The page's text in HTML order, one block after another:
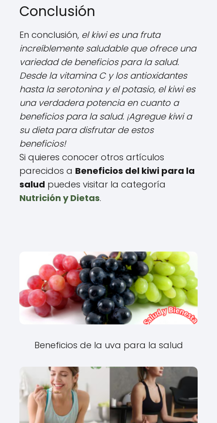
Conclusión
En conclusión, el kiwi es una fruta
increíblemente saludable que ofrece una
variedad de beneficios para la salud.
Desde la vitamina C y los antioxidantes
hasta la serotonina y el potasio, el kiwi es
una verdadera potencia en cuanto a
beneficios para la salud. ¡Agregue kiwi a
su dieta para disfrutar de estos
beneficios!
Si quieres conocer otros artículos
parecidos a Beneficios del kiwi para la
salud puedes visitar la categoría
Nutrición y Dietas.
Beneficios de la uva para la salud